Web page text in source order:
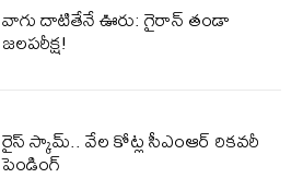
వాగు దాటితేనే ఊరు: గైరాన్ తండా
జలపరీక్ష!
రైస్ స్కామ్.. వేల కోట్ల‌ సీఎంఆర్ రికవరీ
పెండింగ్